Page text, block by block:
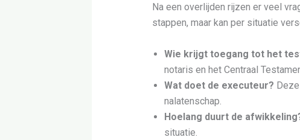
Na een overlijden rijzen er veel
stappen, maar kan per situatie
Wie krijgt toegang tot het
notaris en het Centraal
Wat doet de executeur?
nalatenschap.
Hoelang duurt de
situatie.